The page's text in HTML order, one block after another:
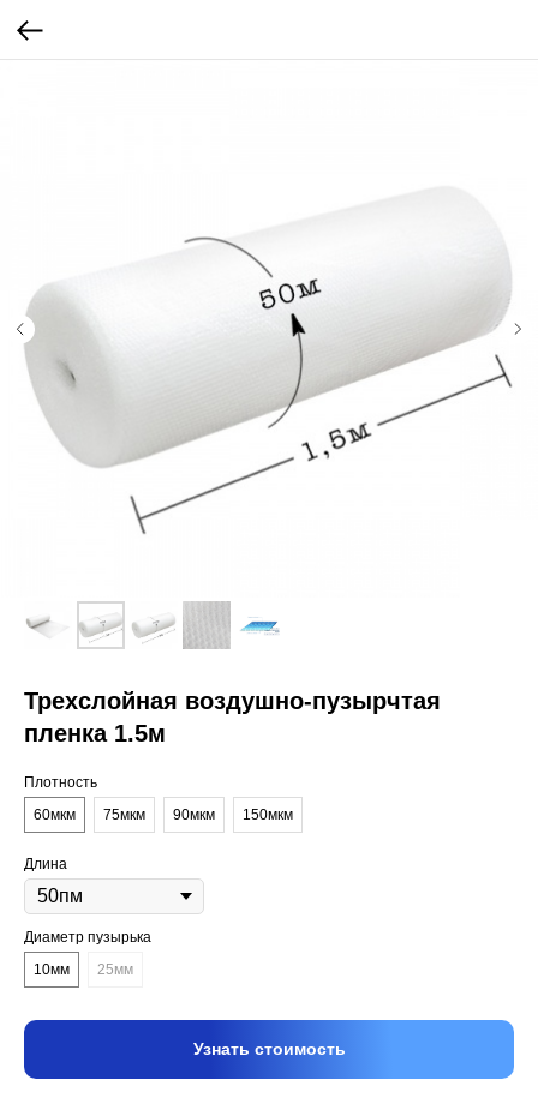
Трехслойная воздушно-пузырчтая
пленка 1.5м
Плотность
60мкм
75мкм 90мкм 150мкм
Длина
Диаметр пузырька
10мм
25мм
Узнать стоимость